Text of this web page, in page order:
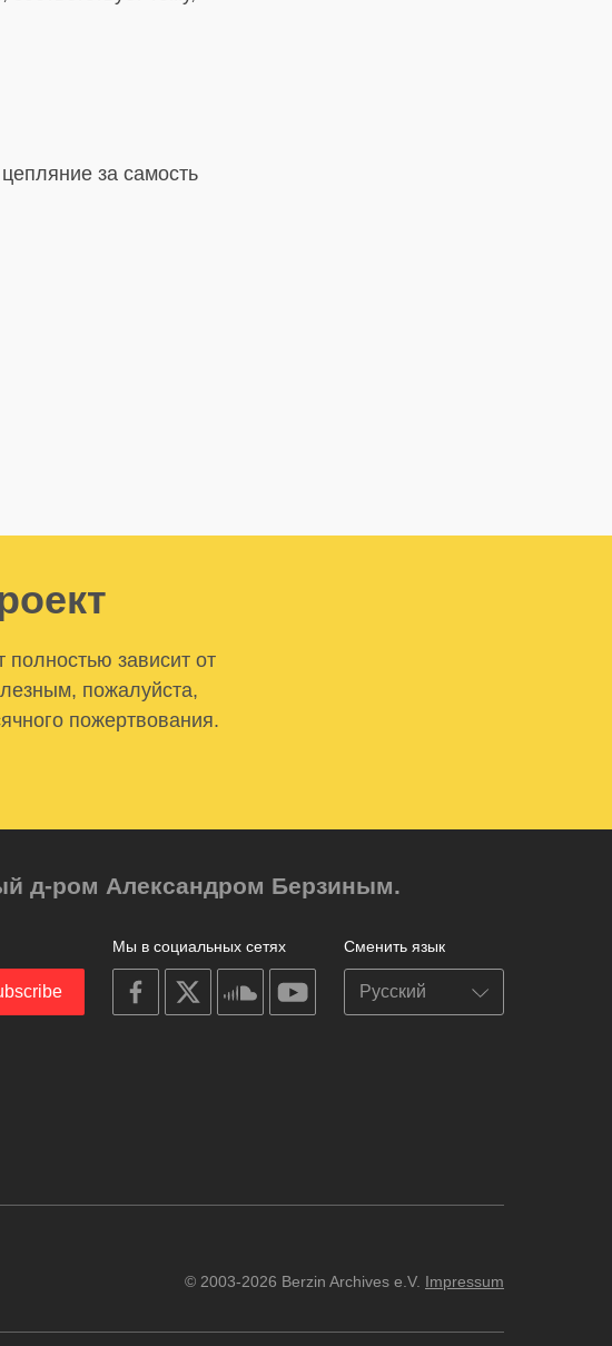
за самость
полностью зависит от
пожалуйста,
пожертвования.
д-ром Александром Берзиным.
Сменить язык
Мы в социальных сетях
on
facebook
on
on
soundcloudyoutube
© 2003-2026 Berzin Archives e.V. Impressum